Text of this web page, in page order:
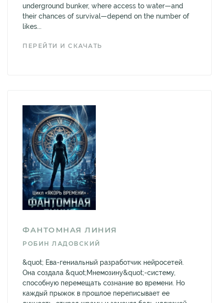
underground bunker, where access to water—and
their chances of survival—depend on the number of
likes...
ПЕРЕЙТИ И СКАЧАТЬ
ФАНТОМНАЯ ЛИНИЯ
РОБИН ЛАДОВСКИЙ
&quot; Ева-гениальный разработчик нейросетей.
Она создала &quot;Мнемозину&quot;-систему,
способную перемещать сознание во времени. Но
каждый прыжок в прошлое переписывает ее